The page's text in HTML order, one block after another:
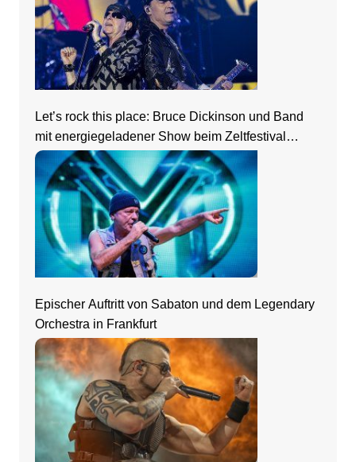
Let’s rock this place: Bruce Dickinson und Band
mit energiegeladener Show beim Zeltfestival
Rhein-Neckar
Epischer Auftritt von Sabaton und dem Legendary
Orchestra in Frankfurt